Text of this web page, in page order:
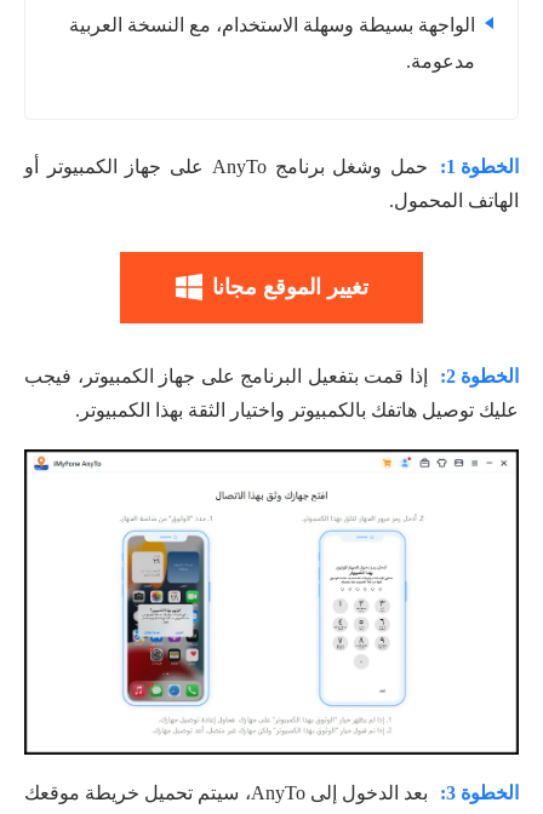
الواجهة بسيطة وسهلة الاستخدام، مع النسخة العربية
مدعومة.
الخطوة 1:
حمل وشغل برنامج AnyTo على جهاز الكمبيوتر أو
الهاتف المحمول.
تغيير الموقع مجانا
الخطوة 2:
إذا قمت بتفعيل البرنامج على جهاز الكمبيوتر، فيجب
عليك توصيل هاتفك بالكمبيوتر واختيار الثقة بهذا الكمبيوتر.
الخطوة 3:
بعد الدخول إلى AnyTo، سيتم تحميل خريطة موقعك